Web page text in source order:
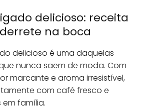
delicioso: receita
na boca
delicioso é uma daquelas
nunca saem de moda. Com
marcante e aroma irresistível,
com café fresco e
família.